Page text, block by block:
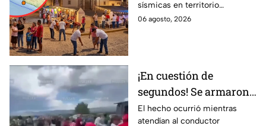
sísmicas en territorio
mexicano, conoce dónde fue y
06 agosto, 2026
¡En cuestión de
segundos! Se armaron
de pantalones en plena
El hecho ocurrió mientras
atendían al conductor